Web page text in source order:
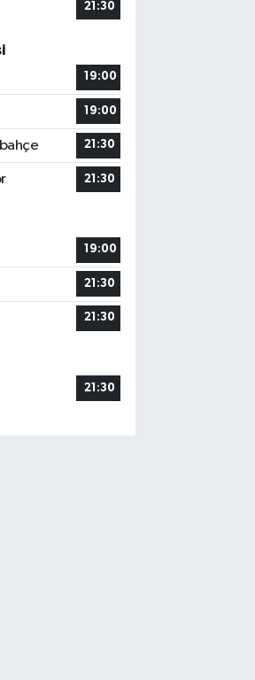
21:30
19:00
19:00
21:30
21:30
19:00
21:30
21:30
21:30